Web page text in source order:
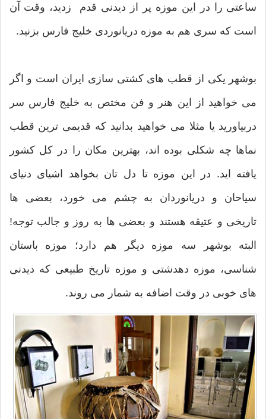
ساعتی را در این موزه پر از دیدنی قدم زدید، وقت آن
است که سری هم به موزه دریانوردی خلیج فارس بزنید.
بوشهر یکی از قطب های کشتی سازی ایران است و اگر
می خواهید از این هنر و فن مختص به خلیج فارس سر
دربیاورید یا مثلا می خواهید بدانید که قدیمی ترین قطب
نماها چه شکلی بوده اند، بهترین مکان را در کل کشور
یافته اید. در این موزه تا دل تان بخواهد اشیای دنیای
سیاحان و دریانوردان به چشم می خورد، بعضی ها
تاریخی و عتیقه هستند و بعضی ها به روز و جالب توجه!
البته بوشهر سه موزه دیگر هم دارد؛ موزه باستان
شناسی، موزه دهدشتی و موزه تاریخ طبیعی که دیدنی
های خوبی در وقت اضافه به شمار می روند.